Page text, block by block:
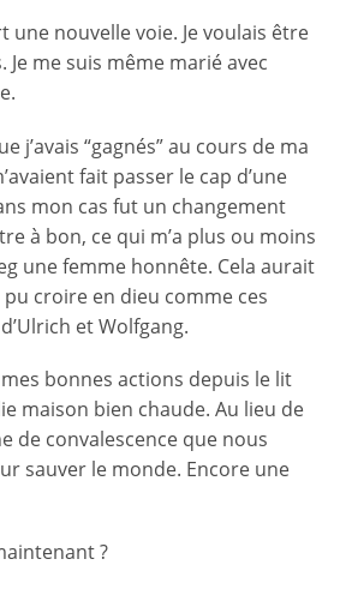
une nouvelle voie. Je voulais être
Je me suis même marié avec
j’avais “gagnés” au cours de ma
fait passer le cap d’une
mon cas fut un changement
à bon, ce qui m’a plus ou moins
une femme honnête. Cela aurait
pu croire en dieu comme ces
et Wolfgang.
mes bonnes actions depuis le lit
maison bien chaude. Au lieu de
de convalescence que nous
sauver le monde. Encore une
?